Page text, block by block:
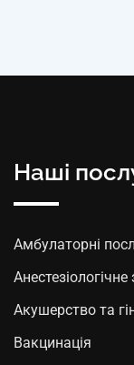
Наші
Амбулаторні
Акушерство та
Вакцинація